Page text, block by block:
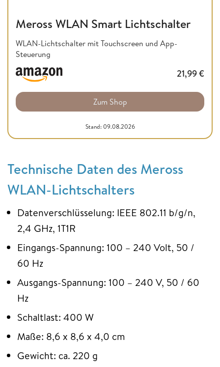
Meross WLAN Smart Lichtschalter
WLAN-Lichtschalter mit Touchscreen und App-
Steuerung
21,99€
Zum Shop
Stand: 09.08.2026
Technische Daten des Meross
WLAN-Lichtschalters
Datenverschlüsselung: IEEE 802.11 b/g/n,
2,4 GHz, 1T1R
Eingangs-Spannung: 100 – 240 Volt, 50 /
60 Hz
Ausgangs-Spannung: 100 – 240 V, 50 / 60
Hz
Schaltlast: 400 W
Maße: 8,6 x 8,6 x 4,0 cm
Gewicht: ca. 220 g